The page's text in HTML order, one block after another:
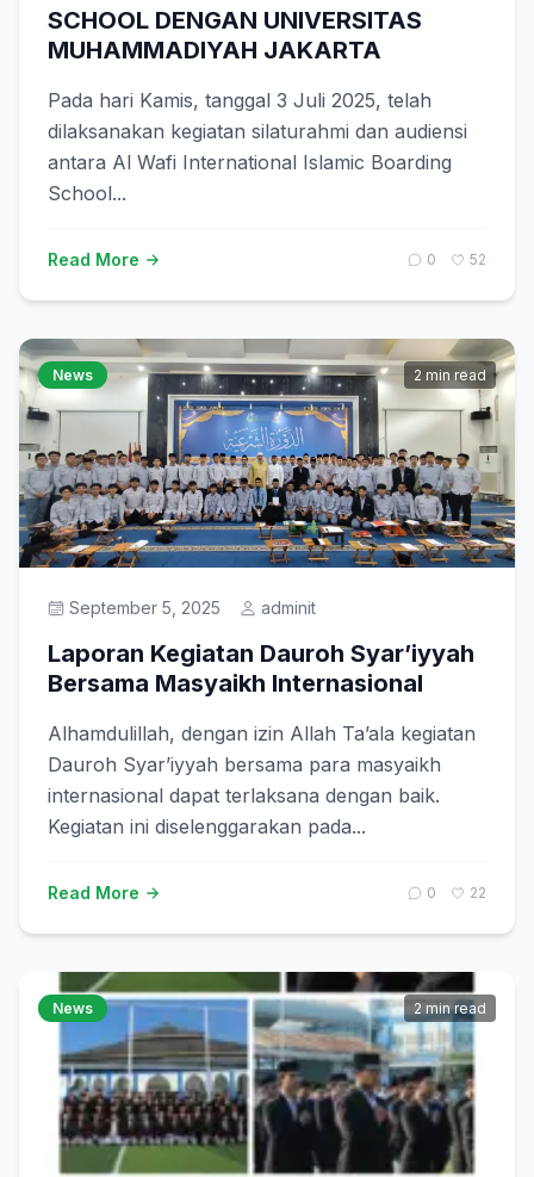
SCHOOL DENGAN UNIVERSITAS
MUHAMMADIYAH JAKARTA
Pada hari Kamis, tanggal 3 Juli 2025, telah
dilaksanakan kegiatan silaturahmi dan audiensi
antara Al Wafi International Islamic Boarding
School...
Read More 0 52
News 2 min read
September 5, 2025 adminit
Laporan Kegiatan Dauroh Syar’iyyah
Bersama Masyaikh Internasional
Alhamdulillah, dengan izin Allah Ta’ala kegiatan
Dauroh Syar’iyyah bersama para masyaikh
internasional dapat terlaksana dengan baik.
Kegiatan ini diselenggarakan pada...
Read More 0 22
News 2 min read